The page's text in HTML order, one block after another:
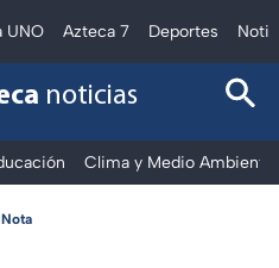
UNO Azteca 7 Deportes
noticias
Clima y Medio Ambiente
Nota